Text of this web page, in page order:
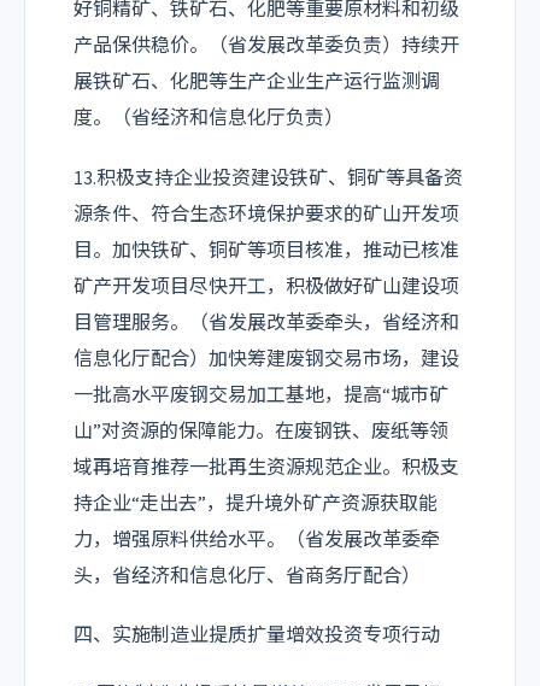
好铜精矿、铁矿石、化肥等重要原材料和初级
产品保供稳价。（省发展改革委负责）持续开
展铁矿石、化肥等生产企业生产运行监测调
度。（省经济和信息化厅负责）
13.积极支持企业投资建设铁矿、铜矿等具备资
源条件、符合生态环境保护要求的矿山开发项
目。加快铁矿、铜矿等项目核准，推动已核准
矿产开发项目尽快开工，积极做好矿山建设项
目管理服务。（省发展改革委牵头，省经济和
信息化厅配合）加快筹建废钢交易市场，建设
一批高水平废钢交易加工基地，提高“城市矿
山”对资源的保障能力。在废钢铁、废纸等领
域再培育推荐一批再生资源规范企业。积极支
持企业“走出去”，提升境外矿产资源获取能
力，增强原料供给水平。（省发展改革委牵
头，省经济和信息化厅、省商务厅配合）
四、实施制造业提质扩量增效投资专项行动